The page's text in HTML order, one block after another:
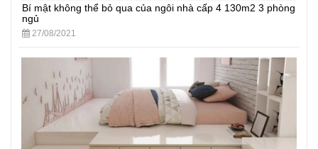
Bí mật không thể bỏ qua của ngôi nhà cấp 4 130m2 3 phòng
ngủ
27/08/2021